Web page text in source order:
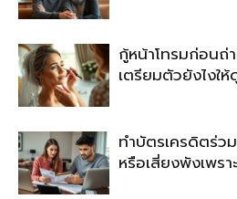
กู้หน้าโทรมก่อนถ่
เตรียมตัวยังไงใ
ทำบัตรเครดิตร่
หรือเสี่ยงพังเพรา